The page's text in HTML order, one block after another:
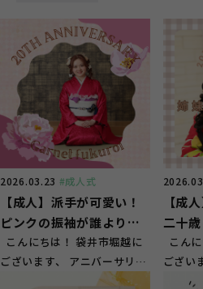
2026.03.23 #成人式
【成人】派手が可愛い！
ピンクの振袖が誰よりも
目立つ♡【掛川市長谷】
こんにちは！ 袋井市堀越に
ございます、 アニバーサリー
スタジオ ガーネット袋井店
【成
二十
♡【
こん
ござい
スタ